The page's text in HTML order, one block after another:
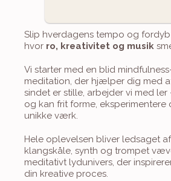
Slip hverdagens tempo og
hvor ro, kreativitet og musik
Vi starter med en blid
meditation, der hjælper dig med
sindet er stille, arbejder vi med ler
og kan frit forme,
unikke værk.
Hele oplevelsen bliver ledsaget af
klangskåle, synth og trompet
meditativt lydunivers, der
din kreative proces.